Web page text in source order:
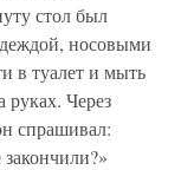
стол был
носовыми
в туалет и мыть
руках. Через
спрашивал: